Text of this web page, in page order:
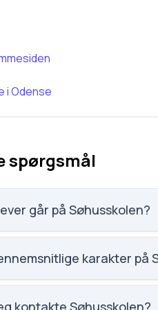
iOdense
spørgsmål
går på Søhusskolen?
elever, hvilket gør den til
karakter på
på Søhusskolen er 6.8,
kontakte Søhusskolen?